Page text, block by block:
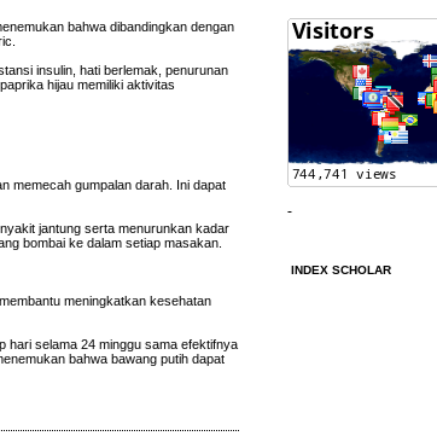
INDEX SCHOLAR
bahwa dibandingkan dengan
insulin, hati berlemak, penurunan
hijau memiliki aktivitas
memecah gumpalan darah. Ini dapat
jantung serta menurunkan kadar
bombai ke dalam setiap masakan.
meningkatkan kesehatan
hari selama 24 minggu sama efektifnya
bahwa bawang putih dapat